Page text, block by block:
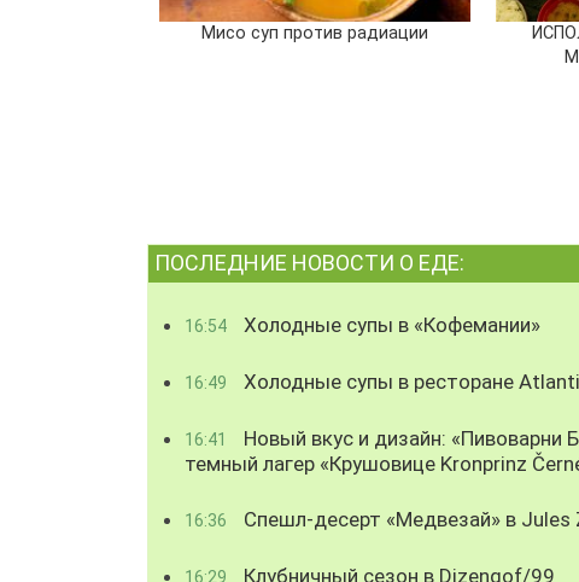
Мисо суп против радиации
ПОСЛЕДНИЕ НОВОСТИ О ЕДЕ:
16:54 Холодные супы в «Кофемании»
16:49 Холодные супы в ресторане
16:41
Новый вкус и дизайн: «Пивоварни
темный лагер «Крушовице Kronprinz
16:36 Спешл-десерт «Медвезай» в Jules
16:29 Клубничный сезон в Dizengof/99